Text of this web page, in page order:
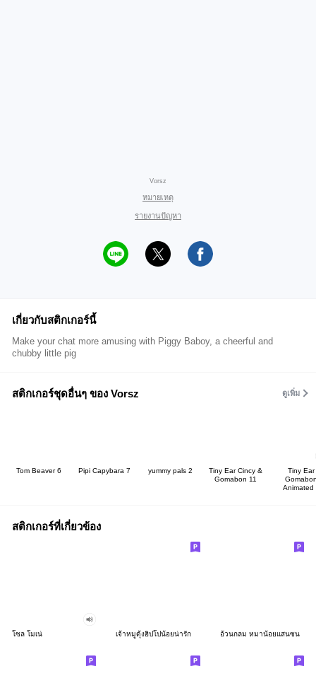
Vorsz
หมายเหตุ
รายงานปัญหา
เกี่ยวกับสติกเกอร์นี้
Make your chat more amusing with Piggy Baboy, a cheerful and
chubby little pig
สติกเกอร์ชุดอื่นๆ ของ Vorsz ดูเพิ่ม
Tom Beaver 6 Pipi Capybara 7 yummy pals 2
Tiny Ear Cincy &
Gomabon 11
Tiny Ear
Animated
สติกเกอร์ที่เกี่ยวข้อง
โซล โมเน่ เจ้าหมูดุ้งฮิปโปน้อยน่ารัก อ้วนกลม หมาน้อยแสนซน